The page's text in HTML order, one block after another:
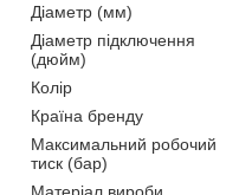
Діаметр (мм)
Діаметр підключення
(дюйм)
Колір
Країна бренду
Максимальний робочий
тиск (бар)
Матеріал вироби